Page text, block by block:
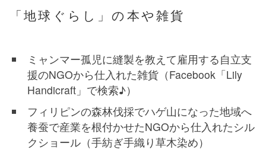
「地球ぐらし」の本や雑貨
ミャンマー孤児に縫製を教えて雇用する自立支
援のNGOから仕入れた雑貨（Facebook「Lily
Handicraft」で検索♪）
フィリピンの森林伐採でハゲ山になった地域へ
養蚕で産業を根付かせたNGOから仕入れたシル
クショール（手紡ぎ手織り草木染め）